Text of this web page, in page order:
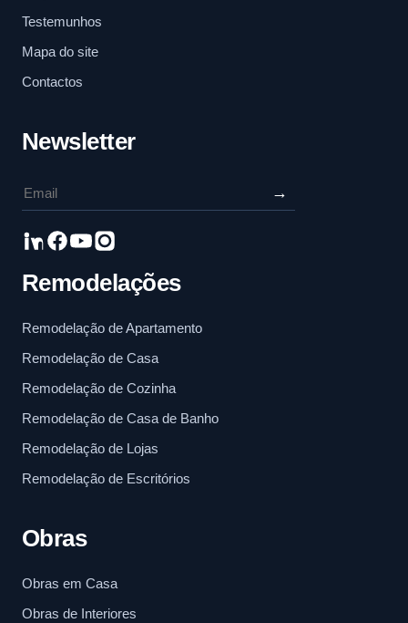
Testemunhos
Mapa do site
Contactos
Newsletter
→
Remodelações
Remodelação de Apartamento
Remodelação de Casa
Remodelação de Cozinha
Remodelação de Casa de Banho
Remodelação de Lojas
Remodelação de Escritórios
Obras
Obras em Casa
Obras de Interiores